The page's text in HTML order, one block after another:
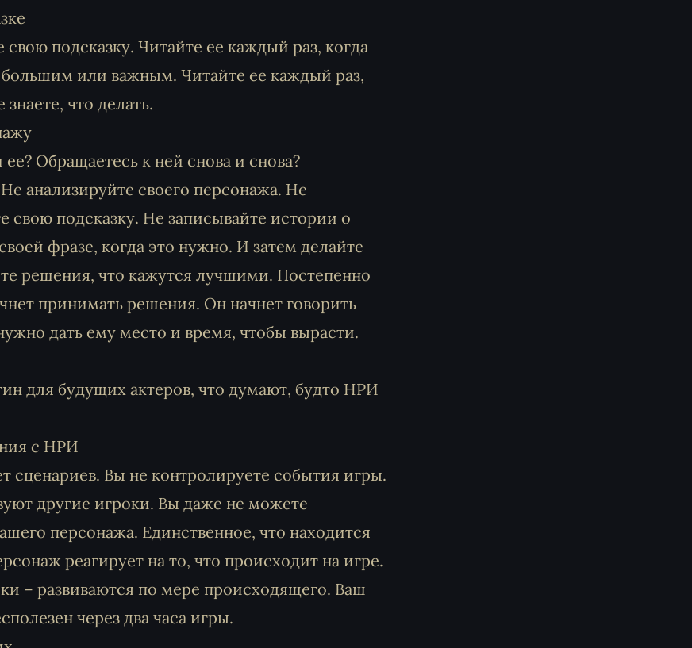
подсказку. Читайте ее каждый раз, когда
большим или важным. Читайте ее каждый раз,
что делать.
Обращаетесь к ней снова и снова?
анализируйте своего персонажа. Не
свою подсказку. Не записывайте истории о
фразе, когда это нужно. И затем делайте
решения, что кажутся лучшими. Постепенно
принимать решения. Он начнет говорить
дать ему место и время, чтобы вырасти.
для будущих актеров, что думают, будто НРИ
с НРИ
сценариев. Вы не контролируете события игры.
другие игроки. Вы даже не можете
персонажа. Единственное, что находится
реагирует на то, что происходит на игре.
– развиваются по мере происходящего. Ваш
через два часа игры.